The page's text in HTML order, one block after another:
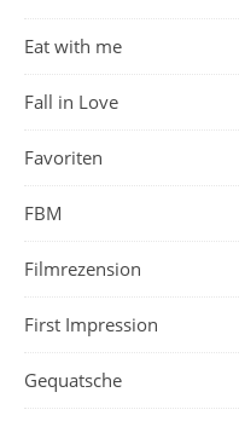
Eat with me
Fall in Love
Favoriten
FBM
Filmrezension
First Impression
Gequatsche